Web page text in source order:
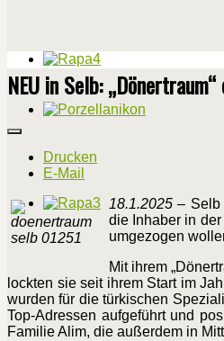
NEU in Selb:
Drucken
E-Mail
18.1.2025 – Selb
die Inhaber in
umgezogen
Mit ihrem
lockten sie seit ihrem Start im
wurden für die türkischen
Top-Adressen aufgeführt und
Familie Alim, die außerdem in